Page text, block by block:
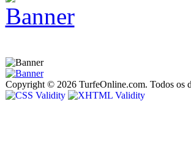
Copyright © 2026 TurfeOnline.com. Todos os